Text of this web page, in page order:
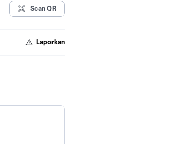
Scan QR
Laporkan